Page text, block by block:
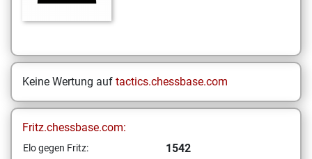
Keine Wertung auf tactics.chessbase.com
Fritz.chessbase.com:
Elo gegen Fritz: 1542